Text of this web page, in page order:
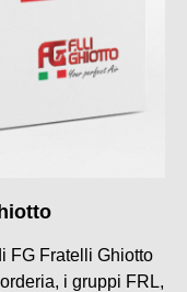
FG Fratelli Ghiotto
i gruppi FRL,